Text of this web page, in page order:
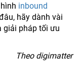
inbound
hãy dành vài
giải pháp tối ưu
Theo digimatter